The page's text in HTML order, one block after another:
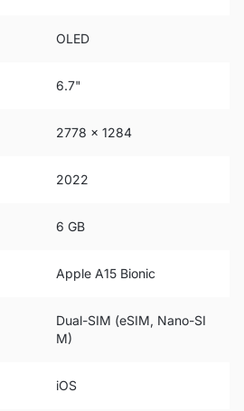
OLED
6.7"
2778 x 1284
2022
6 GB
Apple A15 Bionic
Dual-SIM (eSIM, Nano-SI
M)
iOS